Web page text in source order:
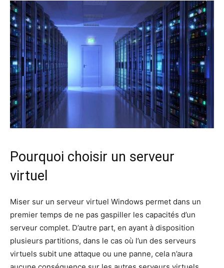
Pourquoi choisir un serveur
virtuel
Miser sur un serveur virtuel Windows permet dans un
premier temps de ne pas gaspiller les capacités d’un
serveur complet. D’autre part, en ayant à disposition
plusieurs partitions, dans le cas où l’un des serveurs
virtuels subit une attaque ou une panne, cela n’aura